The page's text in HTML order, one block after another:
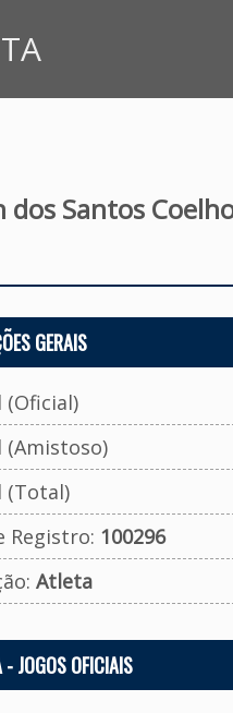
dos Santos
GERAIS
(Oficial)
(Total)
Registro: 100296
Atleta
- JOGOS OFICIAIS